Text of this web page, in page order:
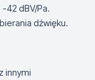
42 dBV/Pa.
dźwięku.
innymi